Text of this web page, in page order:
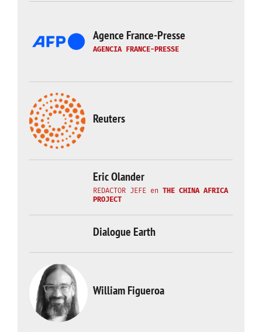
Agence France-Presse
AGENCIA FRANCE-PRESSE
Reuters
Eric Olander
REDACTOR JEFE en THE CHINA AFRICA
PROJECT
Dialogue Earth
William Figueroa